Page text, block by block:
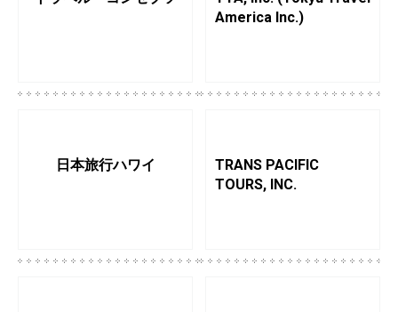
America Inc.)
日本旅行ハワイ
TRANS PACIFIC
TOURS, INC.